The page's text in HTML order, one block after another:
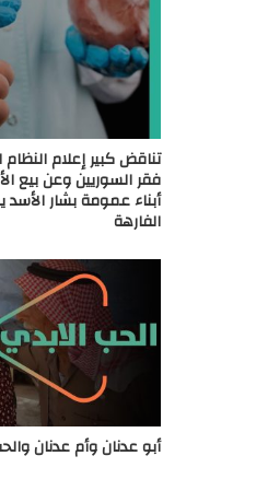
تناقض كبير إعلام
فقر السوريين وعن بيع
أبناء عمومة بشار
الفارهة
أبو عدنان وأم عدنان